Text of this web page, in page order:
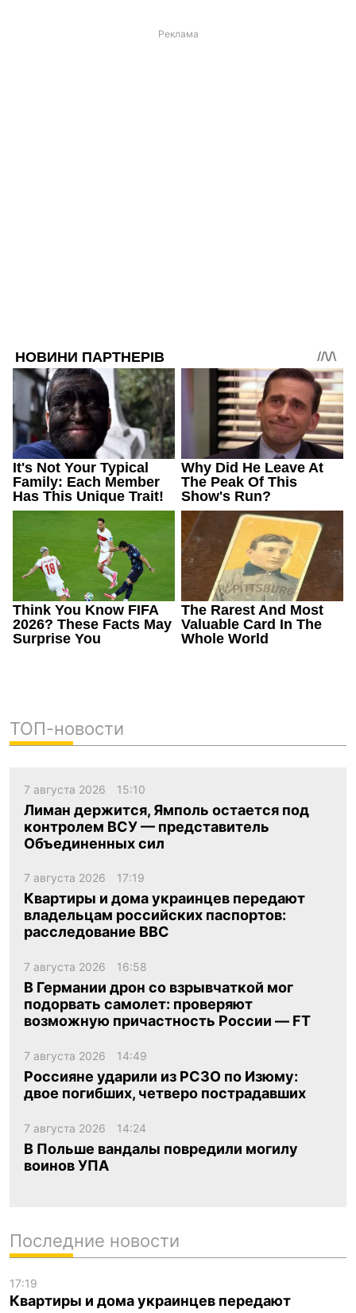
Реклама
ТОП-новости
7 августа 2026 15:10
Лиман держится, Ямполь остается под
контролем ВСУ — представитель
Объединенных сил
7 августа 2026 17:19
Квартиры и дома украинцев передают
владельцам российских паспортов:
расследование BBC
7 августа 2026 16:58
В Германии дрон со взрывчаткой мог
подорвать самолет: проверяют
возможную причастность России — FT
7 августа 2026 14:49
Россияне ударили из РСЗО по Изюму:
двое погибших, четверо пострадавших
7 августа 2026 14:24
В Польше вандалы повредили могилу
воинов УПА
Последние новости
17:19
Квартиры и дома украинцев передают